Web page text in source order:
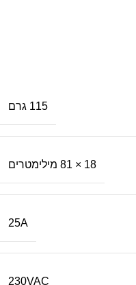
115 גרם
18 × 81 מילימטרים
25A
230VAC